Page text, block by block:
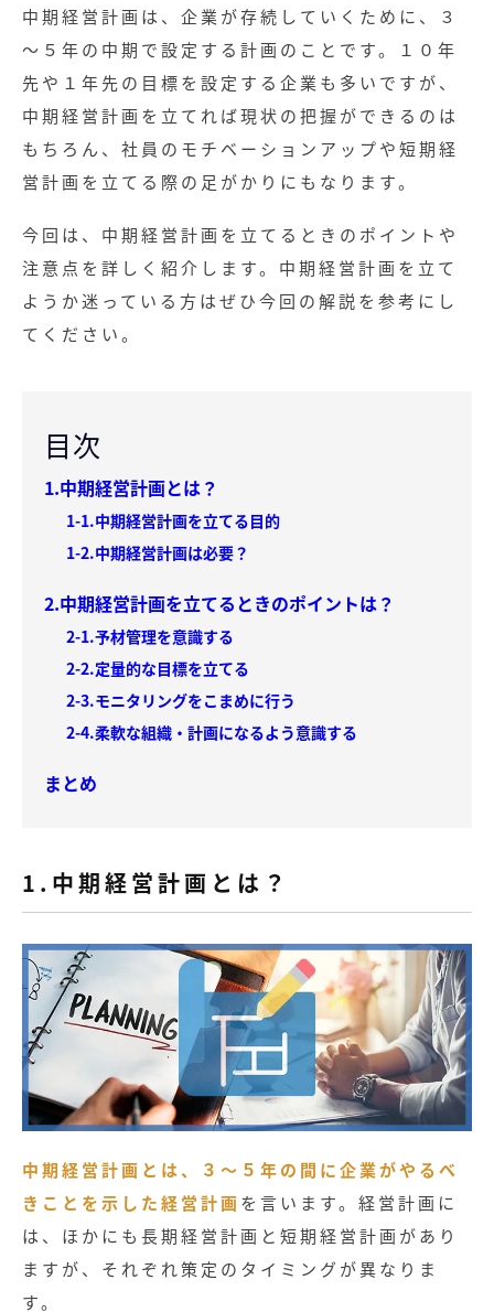
中期経営計画は、企業が存続していくために、３
～５年の中期で設定する計画のことです。１０年
先や１年先の目標を設定する企業も多いですが、
中期経営計画を立てれば現状の把握ができるのは
もちろん、社員のモチベーションアップや短期経
営計画を立てる際の足がかりにもなります。
今回は、中期経営計画を立てるときのポイントや
注意点を詳しく紹介します。中期経営計画を立て
ようか迷っている方はぜひ今回の解説を参考にし
てください。
目次
1.中期経営計画とは？
1-1.中期経営計画を立てる目的
1-2.中期経営計画は必要？
2.中期経営計画を立てるときのポイントは？
2-1.予材管理を意識する
2-2.定量的な目標を立てる
2-3.モニタリングをこまめに行う
2-4.柔軟な組織・計画になるよう意識する
まとめ
1.中期経営計画とは？
中期経営計画とは、３～５年の間に企業がやるべ
きことを示した経営計画を言います。経営計画に
は、ほかにも長期経営計画と短期経営計画があり
ますが、それぞれ策定のタイミングが異なりま
す。